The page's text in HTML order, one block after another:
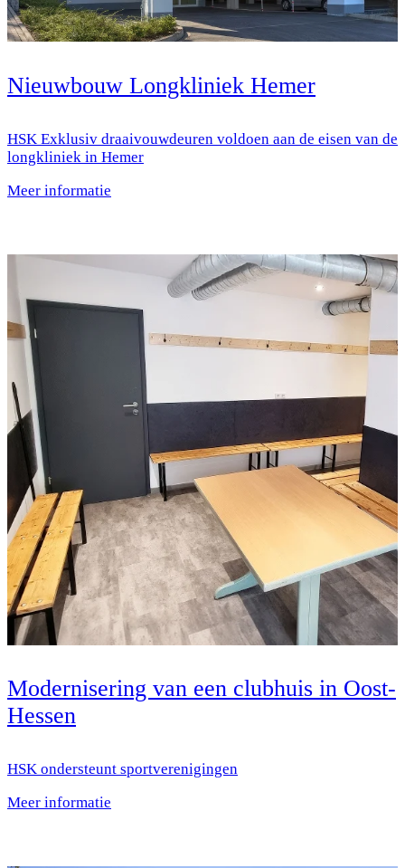
Nieuwbouw Longkliniek Hemer
HSK Exklusiv draaivouwdeuren voldoen aan de eisen van de
longkliniek in Hemer
Meer informatie
Modernisering van een clubhuis in Oost-
Hessen
HSK ondersteunt sportverenigingen
Meer informatie